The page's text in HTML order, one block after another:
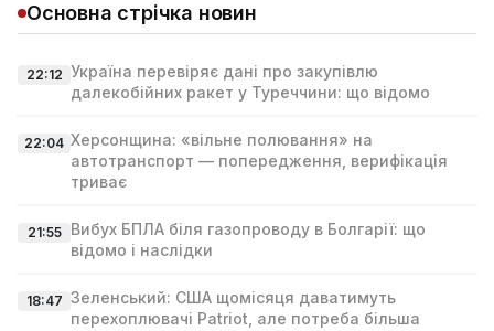
Основна стрічка новин
22:12 Україна перевіряє дані про закупівлю
далекобійних ракет у Туреччини: що відомо
22:04 Херсонщина: «вільне полювання» на
автотранспорт — попередження, верифікація
триває
21:55
Вибух БПЛА біля газопроводу в Болгарії: що
відомо і наслідки
18:47 Зеленський: США щомісяця даватимуть
перехоплювачі Patriot, але потреба більша